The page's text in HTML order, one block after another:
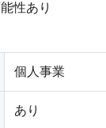
性あり
個人事業
あり